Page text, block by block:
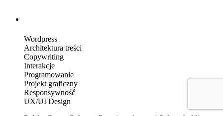
Wordpress
Architektura treści
Copywriting
Interakcje
Programowanie
Projekt graficzny
Responsywność
UX/UI Design